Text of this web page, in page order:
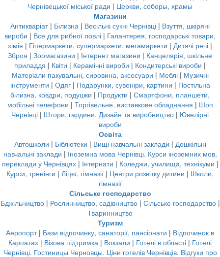
Чернівецької міської ради | Церкви, соборы, храмы
Магазини
Антикваріат| Білизна | Весільні сукні Чернівці | Взуття, шкіряні
вироби | Все для рибної ловлі | Галантерея, господарські товари,
хімія | Гіпермаркети, супермаркети, мегамаркети | Дитячі речі |
Зброя | Зоомагазини | Інтернет магазини | Канцелярія, шкільне
приладдя | Квіти | Керамічні вироби | Кондитерські вироби |
Матеріали пакувальні, сировина, аксесуари | Меблі| Музичні
інструменти | Одяг| Подарунки, сувеніри, картини | Постільна
білизна, ковдри, подушки | Продукти | Смартфони, планшети,
мобільні телефони | Торгівельне, виставкове обладнання | Шоп
Чернівці | Штори, гардини. Дизайн та виробництво | Ювелірні
вироби
Освіта
Автошколи | Бібліотеки | Вищі навчальні заклади | Дошкільні
навчальні заклади | Іноземна мова Чернівці. Курси іноземних мов,
переклади у Чернівцях| Інтернати | Коледжи, училища, технікуми |
Курси, тренінги | Ліцєї, гімназії | Центри розвітку дитини | Школи,
гімназії
Сільське господарство
Бджільництво| Рослинництво, садівництво| Сільське господарство|
Тваринництво
Туризм
Аеропорт| Бази відпочинку, санаторії, пансіонати | Відпочинок в
Карпатах | Візова підтримка | Вокзали | Готелі в області | Готелі
Чернівці. Гостиницы Черновцы. Ціни готелів Чернівців. Відгуки про